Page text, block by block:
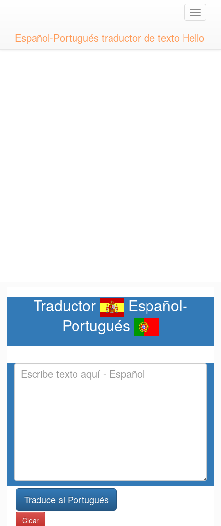
Toggle
Español-Portugués traductor de texto Hello
Traductor
Español-
Portugués
Clear